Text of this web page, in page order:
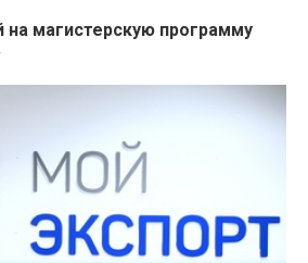
на магистерскую программу